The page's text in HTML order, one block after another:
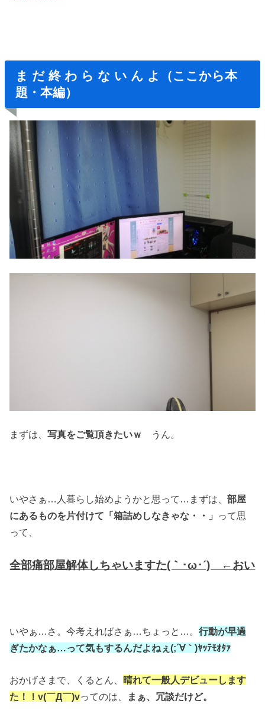
ま だ 終 わ ら な い ん よ（ここから本
題・本編）
まずは、写真をご覧頂きたいｗ うん。
いやさぁ…人暮らし始めようかと思って…まずは、部屋
にあるものを片付けて 「箱詰めしなきゃな・・」 って思
って、
全部痛部屋解体しちゃいますた(｀･ω･´)ゞ←おい
いやぁ…さ。今考えればさぁ…ちょっと…。行動が早過
ぎたかなぁ…って気もするんだよねぇ(;´∀｀)ﾔｯﾃﾓｵﾀｧ
おかげさまで、くるとん、 晴れて一般人デビューします
た！！v(￣Д￣)vってのは、 まぁ、冗談だけど。